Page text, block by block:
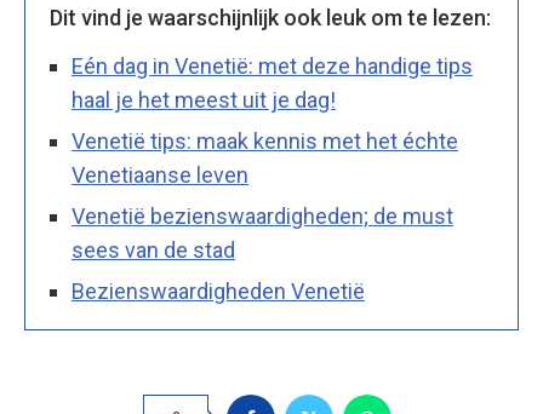
Dit vind je waarschijnlijk ook leuk om te lezen:
Eén dag in Venetië: met deze handige tips
haal je het meest uit je dag!
Venetië tips: maak kennis met het échte
Venetiaanse leven
Venetië bezienswaardigheden; de must
sees van de stad
Bezienswaardigheden Venetië